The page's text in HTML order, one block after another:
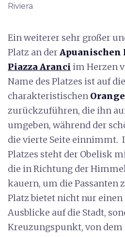
Riviera
Ein weiterer sehr großer
Platz an derApuanischen
Piazza Aranci im Herzen
Name des Platzes ist auf
charakteristischen
zurückzuführen, die ihn
umgeben, während der
die vierte Seite einnimmt.
Platzes steht der Obelisk
die in Richtung der
kauern, um die Passanten
Platz bietet nicht nur einen
Ausblicke auf die Stadt,
Kreuzungspunkt, von